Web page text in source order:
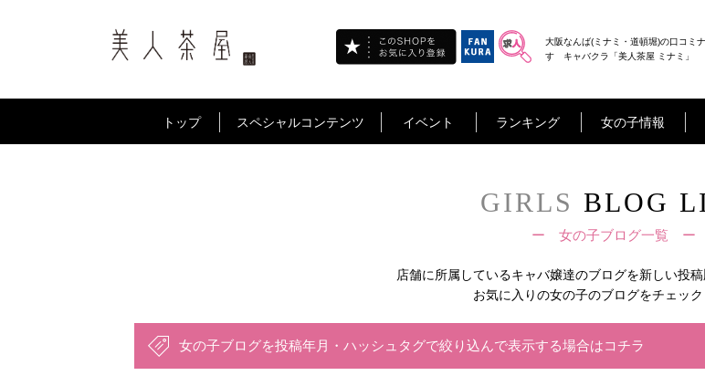
大阪なんば(ミナミ・道頓堀)の口コミ
す キャバクラ「美人茶屋 ミナミ」
トップ スペシャルコンテンツ イベント ランキング 女の子情報
GIRLS BLOG
ー 女の子ブログ一覧 ー
店舗に所属しているキャバ嬢達のブログを新しい投稿
お気に入りの女の子のブログをチェック
女の子ブログを投稿年月・ハッシュタグで絞り込んで表示する場合はコチラ